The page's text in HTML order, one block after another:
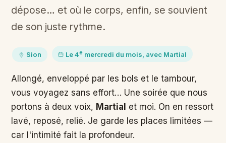
dépose… et où le corps, enfin, se souvient
de son juste rythme.
Sion Le 4e mercredi du mois, avec Martial
Allongé, enveloppé par les bols et le tambour,
vous voyagez sans effort… Une soirée que nous
portons à deux voix, Martial et moi. On en ressort
lavé, reposé, relié. Je garde les places limitées —
car l'intimité fait la profondeur.